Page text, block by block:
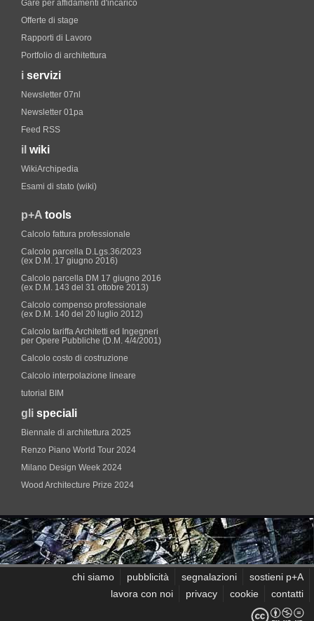
Gare per affidamenti d'incarico
Offerte di stage
Rapporti di Lavoro
Portfolio di architettura
i servizi
Newsletter 07nl
Newsletter 01pa
Feed RSS
il wiki
WikiArchipedia
Esami di stato (wiki)
p+A tools
Calcolo fattura professionale
Calcolo parcella D.Lgs.36/2023
(ex D.M. 17 giugno 2016)
Calcolo parcella DM 17 giugno 2016
(ex D.M. 143 del 31 ottobre 2013)
Calcolo compenso professionale
(ex D.M. 140 del 20 luglio 2012)
Calcolo tariffa Architetti ed Ingegneri
per Opere Pubbliche (D.M. 4/4/2001)
Calcolo costo di costruzione
Calcolo interpolazione lineare
tutorial BIM
gli speciali
Biennale di architettura 2025
Renzo Piano World Tour 2024
Milano Design Week 2024
Wood Architecture Prize 2024
chi siamo pubblicità segnalazioni
sostieni p+A
lavora con noi
privacy cookie contatti